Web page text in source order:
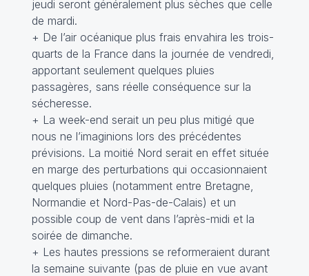
jeudi seront généralement plus sèches que celle
de mardi.
+ De l’air océanique plus frais envahira les trois-
quarts de la France dans la journée de vendredi,
apportant seulement quelques pluies
passagères, sans réelle conséquence sur la
sécheresse.
+ La week-end serait un peu plus mitigé que
nous ne l’imaginions lors des précédentes
prévisions. La moitié Nord serait en effet située
en marge des perturbations qui occasionnaient
quelques pluies (notamment entre Bretagne,
Normandie et Nord-Pas-de-Calais) et un
possible coup de vent dans l’après-midi et la
soirée de dimanche.
+ Les hautes pressions se reformeraient durant
la semaine suivante (pas de pluie en vue avant